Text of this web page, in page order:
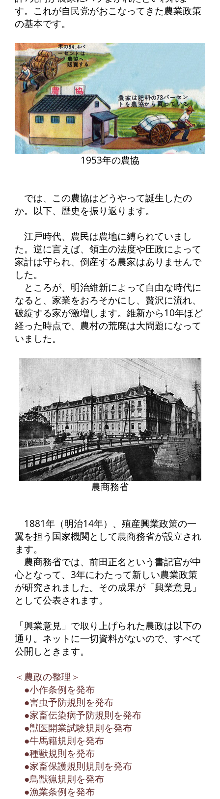
す。これが自民党がおこなってきた農業政策
の基本です。
1953年の農協
では、この農協はどうやって誕生したの
か。以下、歴史を振り返ります。
江戸時代、農民は農地に縛られていまし
た。逆に言えば、領主の法度や圧政によって
家計は守られ、倒産する農家はありませんで
した。
ところが、明治維新によって自由な時代に
なると、家業をおろそかにし、贅沢に流れ、
破綻する家が激増します。維新から10年ほど
経った時点で、農村の荒廃は大問題になって
いました。
農商務省
1881年（明治14年）、殖産興業政策の一
翼を担う国家機関として農商務省が設立され
ます。
農商務省では、前田正名という書記官が中
心となって、3年にわたって新しい農業政策
が研究されました。その成果が「興業意見」
として公表されます。
「興業意見」で取り上げられた農政は以下の
通り。ネットに一切資料がないので、すべて
公開しときます。
＜農政の整理＞
●小作条例を発布
●害虫予防規則を発布
●家畜伝染病予防規則を発布
●獣医開業試験規則を発布
●牛馬籍規則を発布
●種獣規則を発布
●家畜保護規則規則を発布
●鳥獣猟規則を発布
●漁業条例を発布